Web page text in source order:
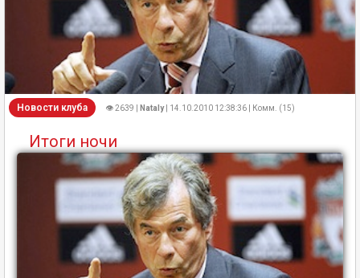
Новости клуба 👁 2639 | Nataly| 14.10.2010 12:38:36 | Комм. (15)
Итоги ночи